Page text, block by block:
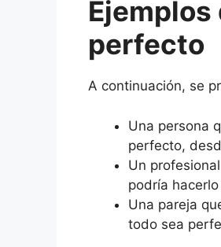
perfecto
A continuación, se
Una persona
perfecto,
Un
podría
Una pareja
todo sea